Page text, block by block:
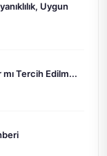
Uygun
mı Tercih Edilm...